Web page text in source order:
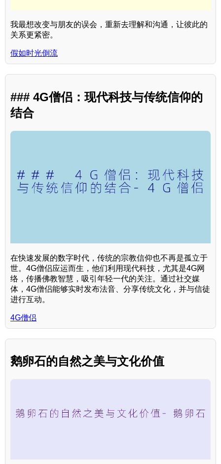
我最想改变与朋友的误会，重新去理解和沟通，让彼此的
关系更紧密。
假如时光倒流
### 4G僧侣：现代科技与传统信仰的
结合
在快速发展的数字时代，传统的宗教信仰也不再是孤立于
世。4G僧侣应运而生，他们利用现代科技，尤其是4G网
络，传播佛教智慧，吸引年轻一代的关注。通过社交媒
体，4G僧侣能够实时发布法音、分享传统文化，并与信徒
进行互动。
4G僧侣
鹅卵石的自然之美与文化价值